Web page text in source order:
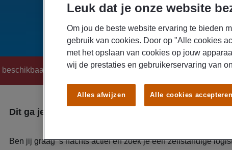
Dit ga je doen
Ben jij graag ’s nachts actief en zoek je een zelfstandige
Leuk dat je onze website
Om jou de beste website ervaring te bieden
gebruik van cookies. Door op "Alle cookies
met het opslaan van cookies op jouw
wij de prestaties en gebruikerservaring van
Alles afwijzen Alle cookies accepteren